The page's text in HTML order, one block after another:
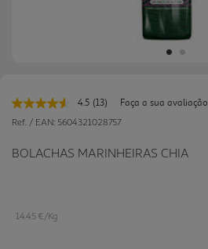
4.5 Leu
13
Link
para
(13)
Faça a sua avaliação
Ref. / EAN: 5604321028757
BOLACHAS MARINHEIRAS CHIA
14.45 €/Kg